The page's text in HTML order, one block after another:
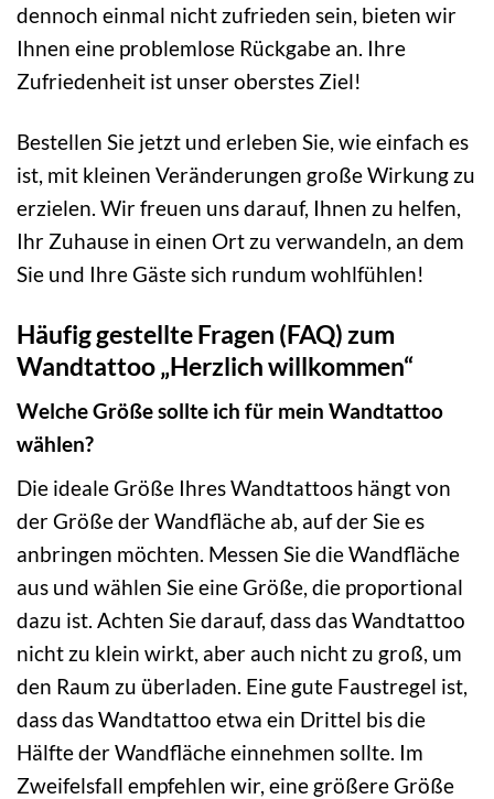
dennoch einmal nicht zufrieden sein, bieten wir
Ihnen eine problemlose Rückgabe an. Ihre
Zufriedenheit ist unser oberstes Ziel!
Bestellen Sie jetzt und erleben Sie, wie einfach es
ist, mit kleinen Veränderungen große Wirkung zu
erzielen. Wir freuen uns darauf, Ihnen zu helfen,
Ihr Zuhause in einen Ort zu verwandeln, an dem
Sie und Ihre Gäste sich rundum wohlfühlen!
Häufig gestellte Fragen (FAQ) zum
Wandtattoo „Herzlich willkommen“
Welche Größe sollte ich für mein Wandtattoo
wählen?
Die ideale Größe Ihres Wandtattoos hängt von
der Größe der Wandfläche ab, auf der Sie es
anbringen möchten. Messen Sie die Wandfläche
aus und wählen Sie eine Größe, die proportional
dazu ist. Achten Sie darauf, dass das Wandtattoo
nicht zu klein wirkt, aber auch nicht zu groß, um
den Raum zu überladen. Eine gute Faustregel ist,
dass das Wandtattoo etwa ein Drittel bis die
Hälfte der Wandfläche einnehmen sollte. Im
Zweifelsfall empfehlen wir, eine größere Größe